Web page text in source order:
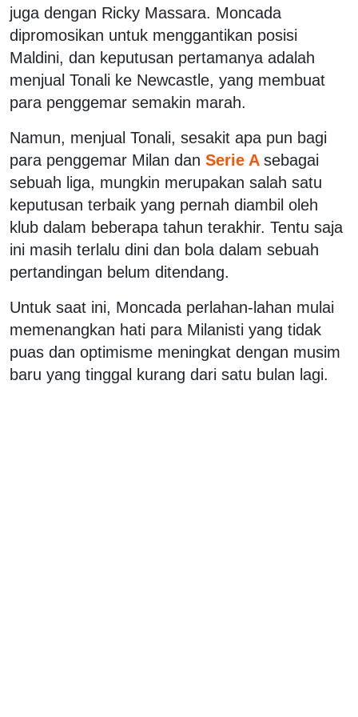
juga dengan Ricky Massara. Moncada
dipromosikan untuk menggantikan posisi
Maldini, dan keputusan pertamanya adalah
menjual Tonali ke Newcastle, yang membuat
para penggemar semakin marah.
Namun, menjual Tonali, sesakit apa pun bagi
para penggemar Milan dan Serie A sebagai
sebuah liga, mungkin merupakan salah satu
keputusan terbaik yang pernah diambil oleh
klub dalam beberapa tahun terakhir. Tentu saja
ini masih terlalu dini dan bola dalam sebuah
pertandingan belum ditendang.
Untuk saat ini, Moncada perlahan-lahan mulai
memenangkan hati para Milanisti yang tidak
puas dan optimisme meningkat dengan musim
baru yang tinggal kurang dari satu bulan lagi.